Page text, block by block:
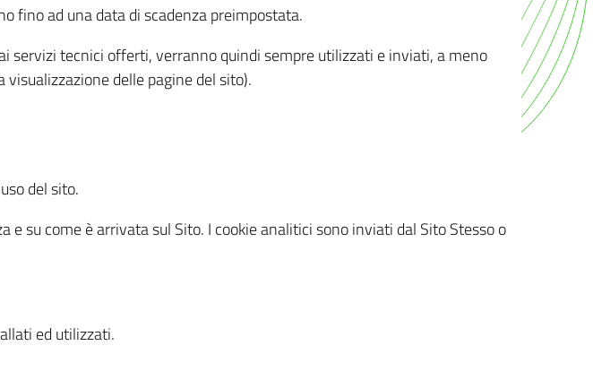
fino ad una data di scadenza preimpostata.
servizi tecnici offerti, verranno quindi sempre utilizzati e inviati, a meno
delle pagine del sito).
del sito.
su come è arrivata sul Sito. I cookie analitici sono inviati dal Sito Stesso o
ed utilizzati.